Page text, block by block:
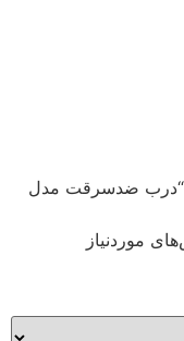
“درب ضدسرقت مدل
موردنیاز